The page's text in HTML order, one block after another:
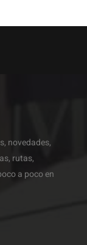
novedades,
rutas,
a poco en